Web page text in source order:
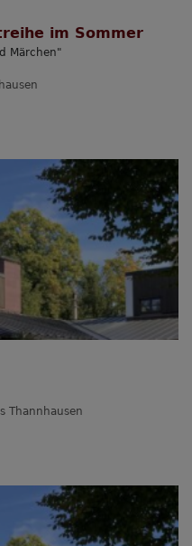
im Sommer
Märchen"
Thannhausen